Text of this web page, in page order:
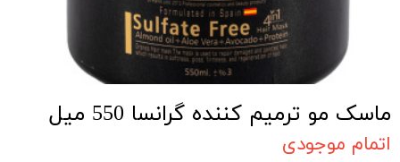
ماسک مو ترمیم کننده گرانسا 550 میل
اتمام موجودی